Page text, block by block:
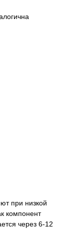
при низкой
компонент
через 6-12